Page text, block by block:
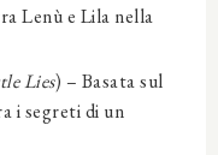
Lenù e Lila nella
Lies) – Basata sul
i segreti di un